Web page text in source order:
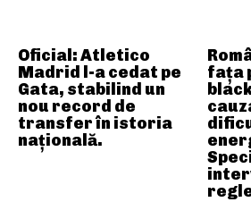
Oficial: Atletico
Madrid l-a cedat pe
Gata, stabilind un
nou record de
transfer în istoria
națională.
fața